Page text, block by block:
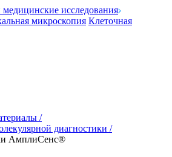
исследования
микроскопия Клеточная
/
диагностики /
АмплиСенс®